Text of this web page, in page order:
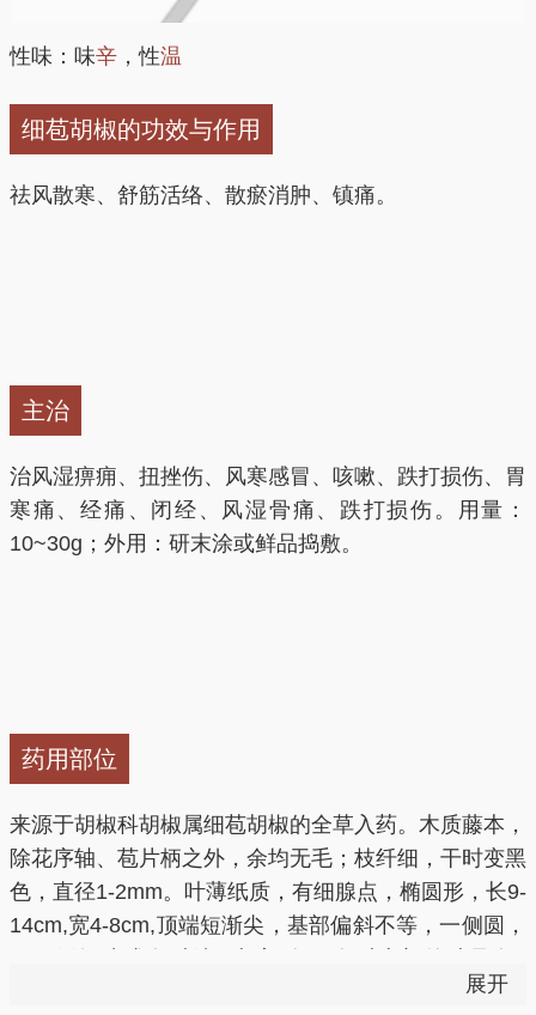
性味：味辛 ，性温
细苞胡椒的功效与作用
祛风散寒、舒筋活络、散瘀消肿、镇痛。
主治
治风湿痹痈、扭挫伤、风寒感冒、咳嗽、跌打损伤、胃
寒痛、经痛、闭经、风湿骨痛、跌打损伤。用量：
10~30g；外用：研末涂或鲜品捣敷。
药用部位
来源于胡椒科胡椒属细苞胡椒的全草入药。木质藤本，
除花序轴、苞片柄之外，余均无毛；枝纤细，干时变黑
色，直径1-2mm。叶薄纸质，有细腺点，椭圆形，长9-
14cm,宽4-8cm,顶端短渐尖，基部偏斜不等，一侧圆，
条，最上1对互生，离基2-4cm从中脉发出，较下1对在
展开